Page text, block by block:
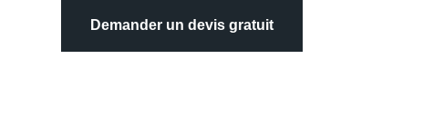
Demander un devis gratuit